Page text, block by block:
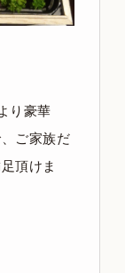
り豪華
ご家族だ
頂けま